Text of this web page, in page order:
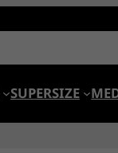
SUPERSIZE